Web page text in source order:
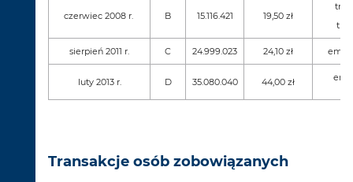
czerwiec 2008 r. B 15.116.421 19,50 zł
sierpień 2011 r. C 24.999.023 24,10 zł
luty 2013 r. D 35.080.040 44,00 zł
Transakcje osób zobowiązanych